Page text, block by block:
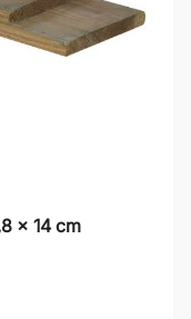
x 14 cm